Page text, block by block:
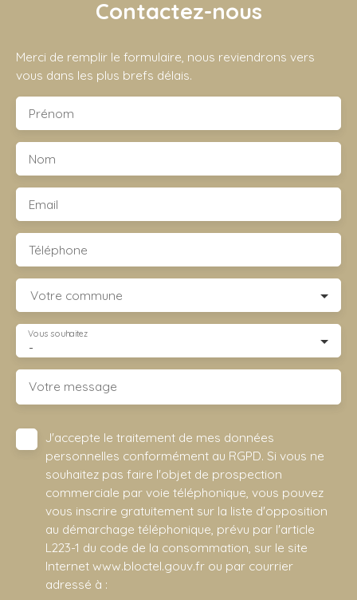
Contactez-nous
Merci de remplir le formulaire, nous reviendrons vers
vous dans les plus brefs délais.
Prénom
Nom
Email
Téléphone
Votre commune
-
Vous souhaitez
Votre message
J'accepte le traitement de mes données
personnelles conformément au RGPD. Si vous ne
souhaitez pas faire l'objet de prospection
commerciale par voie téléphonique, vous pouvez
vous inscrire gratuitement sur la liste d'opposition
au démarchage téléphonique, prévu par l'article
L223-1 du code de la consommation, sur le site
Internet www.bloctel.gouv.fr ou par courrier
adressé à :